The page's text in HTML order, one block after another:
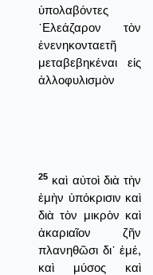
ὑπολαβόντες
᾿Ελεάζαρον τὸν
ἐνενηκονταετῆ
μεταβεβηκέναι εἰς
ἀλλοφυλισμὸν
25 καὶ αὐτοὶ διὰ τὴν
ἐμὴν ὑπόκρισιν καὶ
διὰ τὸν μικρὸν καὶ
ἀκαριαῖον ζῆν
πλανηθῶσι δι᾿ ἐμέ,
καὶ μύσος καὶ